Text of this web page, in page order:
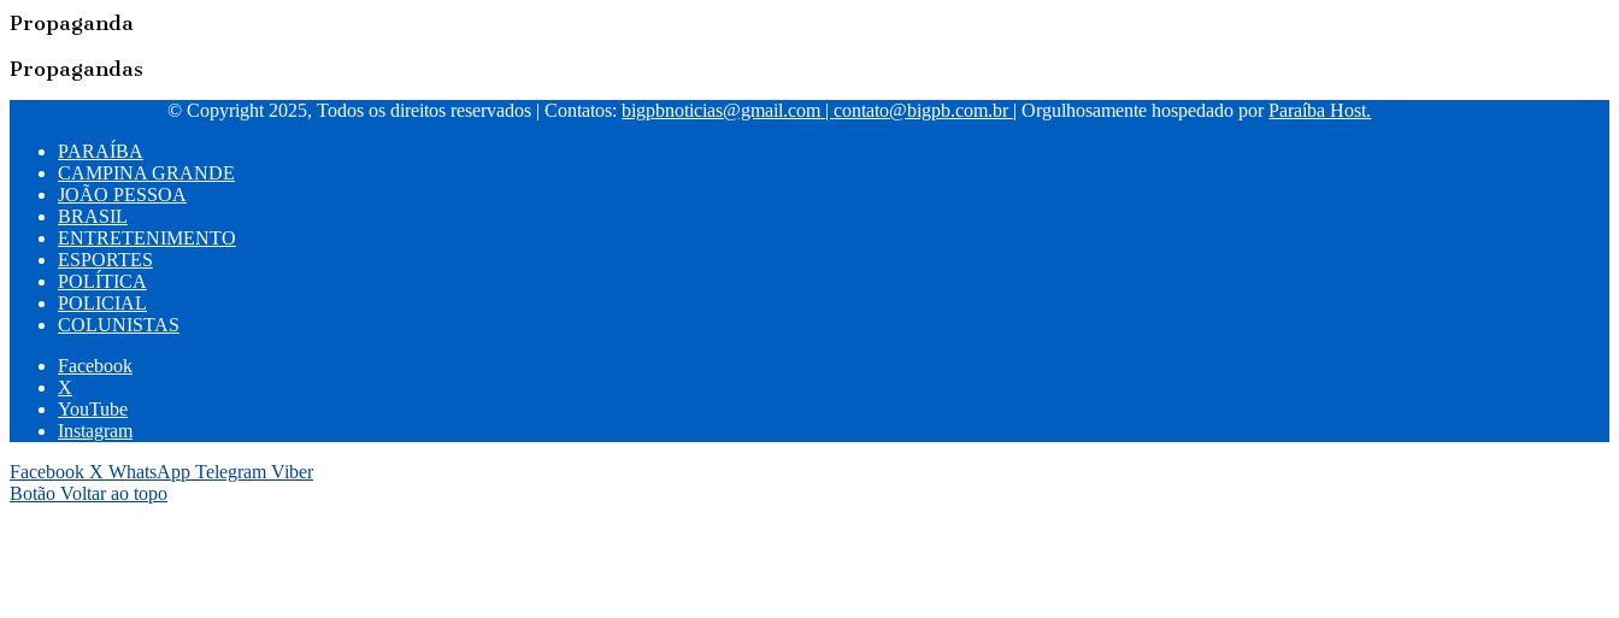
Propaganda
Propagandas
© Copyright 2025, Todos os direitos reservados | Contatos:bigpbnoticias@gmail.com |contato@bigpb.com.br | Orgulhosamente hospedado porParaíba Host.
PARAÍBA
CAMPINA GRANDE
JOÃO PESSOA
BRASIL
ENTRETENIMENTO
ESPORTES
POLÍTICA
POLICIAL
COLUNISTAS
Facebook
X
YouTube
Instagram
Facebook X WhatsApp Telegram Viber
Botão Voltar ao topo